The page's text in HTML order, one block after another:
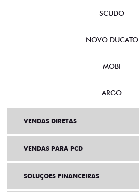
SCUDO
NOVO DUCATO
MOBI
ARGO
VENDAS DIRETAS
VENDAS PARA PCD
SOLUÇÕES FINANCEIRAS